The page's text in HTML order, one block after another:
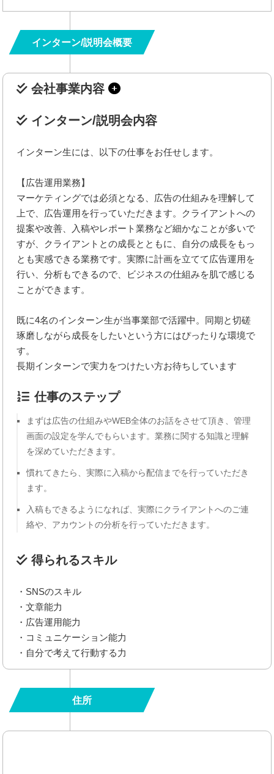
インターン/説明会概要
会社事業内容
インターン/説明会内容
インターン生には、以下の仕事をお任せします。
【広告運用業務】
マーケティングでは必須となる、広告の仕組みを理解して
上で、広告運用を行っていただきます。クライアントへの
提案や改善、入稿やレポート業務など細かなことが多いで
すが、クライアントとの成長とともに、自分の成長をもっ
とも実感できる業務です。実際に計画を立てて広告運用を
行い、分析もできるので、ビジネスの仕組みを肌で感じる
ことができます。
既に4名のインターン生が当事業部で活躍中。同期と切磋
琢磨しながら成長をしたいという方にはぴったりな環境で
す。
長期インターンで実力をつけたい方お待ちしています
仕事のステップ
まずは広告の仕組みやWEB全体のお話をさせて頂き、管理
画面の設定を学んでもらいます。業務に関する知識と理解
を深めていただきます。
慣れてきたら、実際に入稿から配信までを行っていただき
ます。
入稿もできるようになれば、実際にクライアントへのご連
絡や、アカウントの分析を行っていただきます。
得られるスキル
・SNSのスキル
・文章能力
・広告運用能力
・コミュニケーション能力
・自分で考えて行動する力
住所